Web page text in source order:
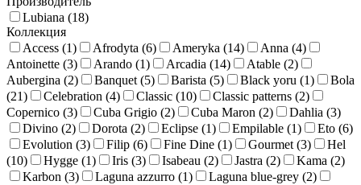
Lubiana (18)
Коллекция
Access (1) Afrodyta (6) Ameryka (14) Anna (4)
Antoinette (3) Arando (1) Arcadia (14) Atable (2)
Aubergina (2) Banquet (5) Barista (5) Black yoru (1)
Bola
(21) Celebration (4) Classic (10) Classic patterns (2)
Copernico (3) Cuba Grigio (2) Cuba Maron (2) Dahlia (3)
Divino (2) Dorota (2) Eclipse (1) Empilable (1) Eto (6)
Evolution (3) Filip (6) Fine Dine (1) Gourmet (3)
Hel
(10) Hygge (1) Iris (3) Isabeau (2) Jastra (2) Kama (2)
Karbon (3) Laguna azzurro (1) Laguna blue-grey (2)